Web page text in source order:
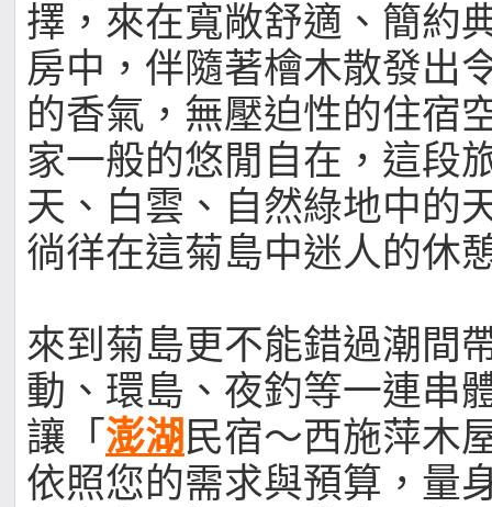
擇，來在寬敞舒適、簡約
房中，伴隨著檜木散發出
的香氣，無壓迫性的住宿
家一般的悠閒自在，這段
天、白雲、自然綠地中的
徜徉在這菊島中迷人的休
來到菊島更不能錯過潮間
動、環島、夜釣等一連串
讓「 澎湖民宿～西施萍木
依照您的需求與預算，量